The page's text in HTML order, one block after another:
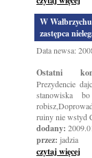
W
zastępca
Data newsa:
Ostatni
Prezydencie
stanowiska
ruiny nie wstyd
dodany:
przez: jadzia
czytaj więcej